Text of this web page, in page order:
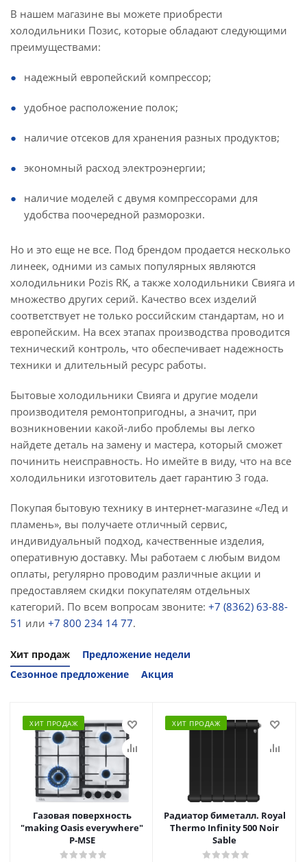
В нашем магазине вы можете приобрести
холодильники Позис, которые обладают следующими
преимуществами:
надежный европейский компрессор;
удобное расположение полок;
наличие отсеков для хранения разных продуктов;
экономный расход электроэнергии;
наличие моделей с двумя компрессорами для
удобства поочередной разморозки.
Но и это еще не все. Под брендом продается несколько
линеек, одними из самых популярных являются
холодильники Pozis RK, а также холодильники Свияга и
множество других серий. Качество всех изделий
соответствует не только российским стандартам, но и
европейским. На всех этапах производства проводится
технический контроль, что обеспечивает надежность
техники и длительный ресурс работы.
Бытовые холодильники Свияга и другие модели
производителя ремонтопригодны, а значит, при
возникновении какой-либо проблемы вы легко
найдете деталь на замену и мастера, который сможет
починить неисправность. Но имейте в виду, что на все
холодильники изготовитель дает гарантию 3 года.
Покупая бытовую технику в интернет-магазине «Лед и
пламень», вы получаете отличный сервис,
индивидуальный подход, качественные изделия,
оперативную доставку. Мы работаем с любым видом
оплаты, регулярно проводим различные акции и
предоставляем скидки покупателям отдельных
категорий. По всем вопросам звоните: +7 (8362) 63-88-
51 или +7 800 234 14 77.
Хит продаж
Предложение недели
Сезонное предложение
Акция
ХИТ ПРОДАЖ
Газовая поверхность
"making Oasis everywhere"
P-MSE
ХИТ ПРОДАЖ
Радиатор биметалл. Royal
Thermo Infinity 500 Noir
Sable